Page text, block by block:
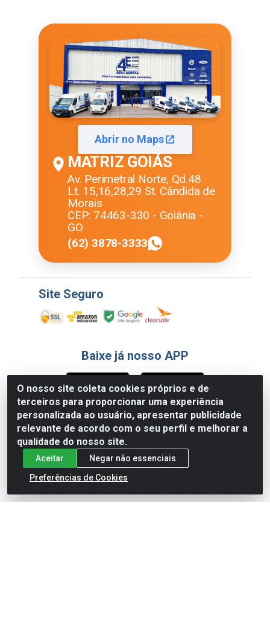
O nosso site coleta cookies próprios e de
terceiros para proporcionar uma experiência
personalizada ao usuário, apresentar publicidade
relevante de acordo com o seu perfil e melhorar a
qualidade do nosso site.
Aceitar
Negar não essenciais
Preferências de Cookies
Abrir no Maps
MATRIZ GOIÁS
Av. Perimetral Norte, Qd.48
Lt. 15,16,28,29 St. Cândida de
Morais
CEP: 74463-330 - Goiânia -
GO
(62) 3878-3333
Site Seguro
Baixe já nosso APP
Formas de Pagamento